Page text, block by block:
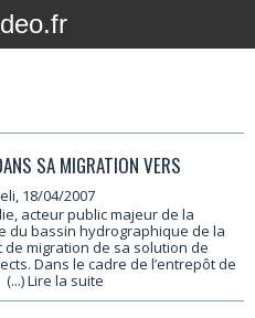
SA MIGRATION VERS
18/04/2007
acteur public majeur de la
du bassin hydrographique de la
migration de sa solution de
Dans le cadre de l’entrepôt de
(...) Lire la suite